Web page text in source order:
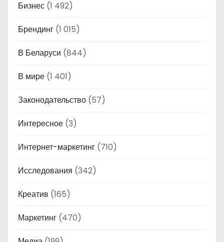
Бизнес (1 492)
Брендинг (1 015)
В Беларуси (844)
В мире (1 401)
Законодательство (57)
Интересное (3)
Интернет-маркетинг (710)
Исследования (342)
Креатив (165)
Маркетинг (470)